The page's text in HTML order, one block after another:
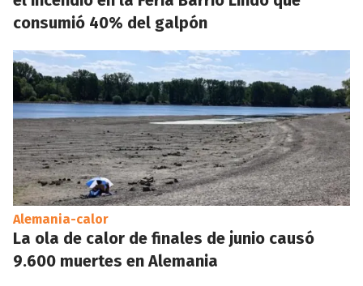
consumió 40% del galpón
Alemania-calor
La ola de calor de finales de junio causó
9.600 muertes en Alemania